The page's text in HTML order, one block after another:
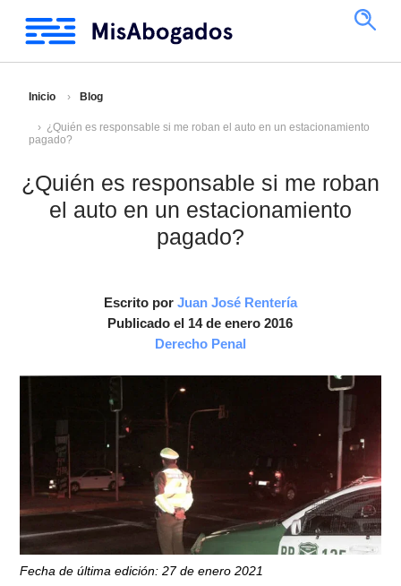
Inicio Blog
¿Quién es responsable si me roban el auto en un estacionamiento
pagado?
¿Quién es responsable si me roban
el auto en un estacionamiento
pagado?
Escrito por Juan José Rentería
Publicado el 14 de enero 2016
Derecho Penal
Fecha de última edición: 27 de enero 2021